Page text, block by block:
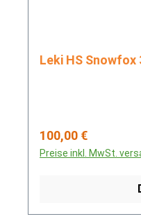
Leki HS
Regulärer Preis:
100,00 €
Preise inkl. MwSt.